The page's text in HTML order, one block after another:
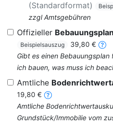
(Standardformat)
zzgl Amtsgebühren
Offizieller
Beispielsauszug
39,80 €
Gibt es einen Bebauungsplan
ich bauen, was muss ich
Amtliche
19,80 €
Amtliche
Grundstück/Immobilie vom